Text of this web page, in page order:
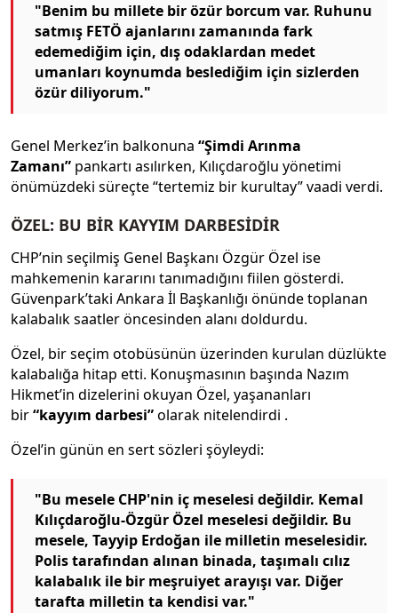
"Benim bu millete bir özür borcum var. Ruhunu
satmış FETÖ ajanlarını zamanında fark
edemediğim için, dış odaklardan medet
umanları koynumda beslediğim için sizlerden
özür diliyorum."
Genel Merkez’in balkonuna “Şimdi Arınma
Zamanı” pankartı asılırken, Kılıçdaroğlu yönetimi
önümüzdeki süreçte “tertemiz bir kurultay” vaadi verdi.
ÖZEL: BU BİR KAYYIM DARBESİDİR
CHP’nin seçilmiş Genel Başkanı Özgür Özel ise
mahkemenin kararını tanımadığını fiilen gösterdi.
Güvenpark’taki Ankara İl Başkanlığı önünde toplanan
kalabalık saatler öncesinden alanı doldurdu.
Özel, bir seçim otobüsünün üzerinden kurulan düzlükte
kalabalığa hitap etti. Konuşmasının başında Nazım
Hikmet’in dizelerini okuyan Özel, yaşananları
bir“kayyım darbesi”olarak nitelendirdi .
Özel’in günün en sert sözleri şöyleydi:
"Bu mesele CHP'nin iç meselesi değildir. Kemal
Kılıçdaroğlu-Özgür Özel meselesi değildir. Bu
mesele, Tayyip Erdoğan ile milletin meselesidir.
Polis tarafından alınan binada, taşımalı cılız
kalabalık ile bir meşruiyet arayışı var. Diğer
tarafta milletin ta kendisi var."